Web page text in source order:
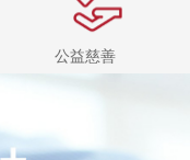
公益慈善